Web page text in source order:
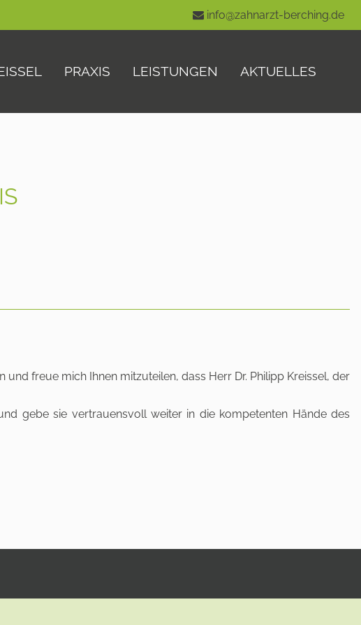
info@zahnarzt-berching.de
PRAXIS LEISTUNGEN AKTUELLES
freue mich Ihnen mitzuteilen, dass Herr Dr. Philipp Kreissel, der
gebe sie vertrauensvoll weiter in die kompetenten Hände des